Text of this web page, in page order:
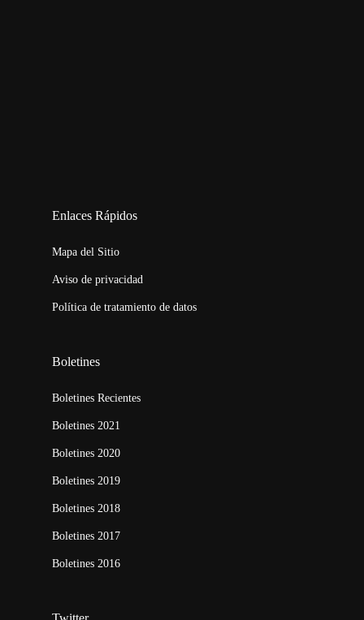
Enlaces Rápidos
Mapa del Sitio
Aviso de privacidad
Política de tratamiento de datos
Boletines
Boletines Recientes
Boletines 2021
Boletines 2020
Boletines 2019
Boletines 2018
Boletines 2017
Boletines 2016